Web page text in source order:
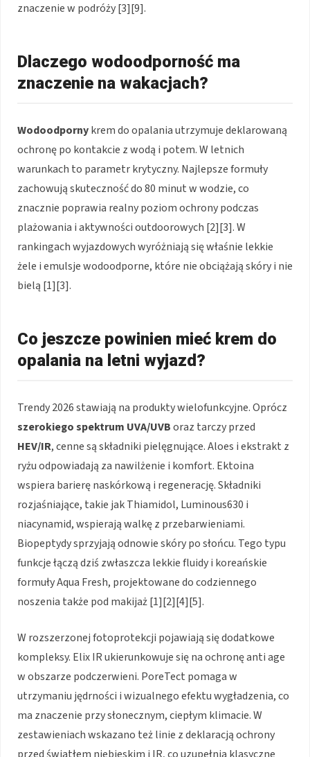
znaczenie w podróży [3][9].
Dlaczego wodoodporność ma
znaczenie na wakacjach?
Wodoodpornykrem do opalania utrzymuje deklarowaną
ochronę po kontakcie z wodą i potem. W letnich
warunkach to parametr krytyczny. Najlepsze formuły
zachowują skuteczność do 80 minut w wodzie, co
znacznie poprawia realny poziom ochrony podczas
plażowania i aktywności outdoorowych [2][3]. W
rankingach wyjazdowych wyróżniają się właśnie lekkie
żele i emulsje wodoodporne, które nie obciążają skóry i nie
bielą [1][3].
Co jeszcze powinien mieć krem do
opalania na letni wyjazd?
Trendy 2026 stawiają na produkty wielofunkcyjne. Oprócz
szerokiego spektrum UVA/UVBoraz tarczy przed
HEV/IR, cenne są składniki pielęgnujące. Aloes i ekstrakt z
ryżu odpowiadają za nawilżenie i komfort. Ektoina
wspiera barierę naskórkową i regenerację. Składniki
rozjaśniające, takie jak Thiamidol, Luminous630 i
niacynamid, wspierają walkę z przebarwieniami.
Biopeptydy sprzyjają odnowie skóry po słońcu. Tego typu
funkcje łączą dziś zwłaszcza lekkie fluidy i koreańskie
formuły Aqua Fresh, projektowane do codziennego
noszenia także pod makijaż [1][2][4][5].
W rozszerzonej fotoprotekcji pojawiają się dodatkowe
kompleksy. Elix IR ukierunkowuje się na ochronę anti age
w obszarze podczerwieni. PoreTect pomaga w
utrzymaniu jędrności i wizualnego efektu wygładzenia, co
ma znaczenie przy słonecznym, ciepłym klimacie. W
zestawieniach wskazano też linie z deklaracją ochrony